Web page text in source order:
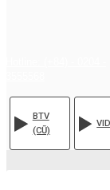
BTV
(CŨ)